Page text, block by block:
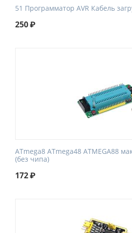
51 Программатор AVR Кабель
250₽
ATmega8 ATmega48 ATMEGA88
(без чипа)
172₽